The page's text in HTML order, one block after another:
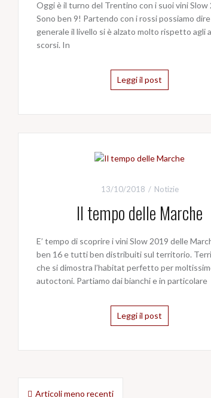
Oggi è il turno del Trentino con i suoi vini Slow
Sono ben 9! Partendo con i rossi possiamo
generale il livello si è alzato molto rispetto agli
scorsi. In
Leggi il post
13/10/2018 Notizie
Il tempo delle Marche
E’ tempo di scoprire i vini Slow 2019 delle
ben 16 e tutti ben distribuiti sul territorio.
che si dimostra l’habitat perfetto per
autoctoni. Partiamo dai bianchi e in particolare
Leggi il post
Navigazione
Articoli meno recenti